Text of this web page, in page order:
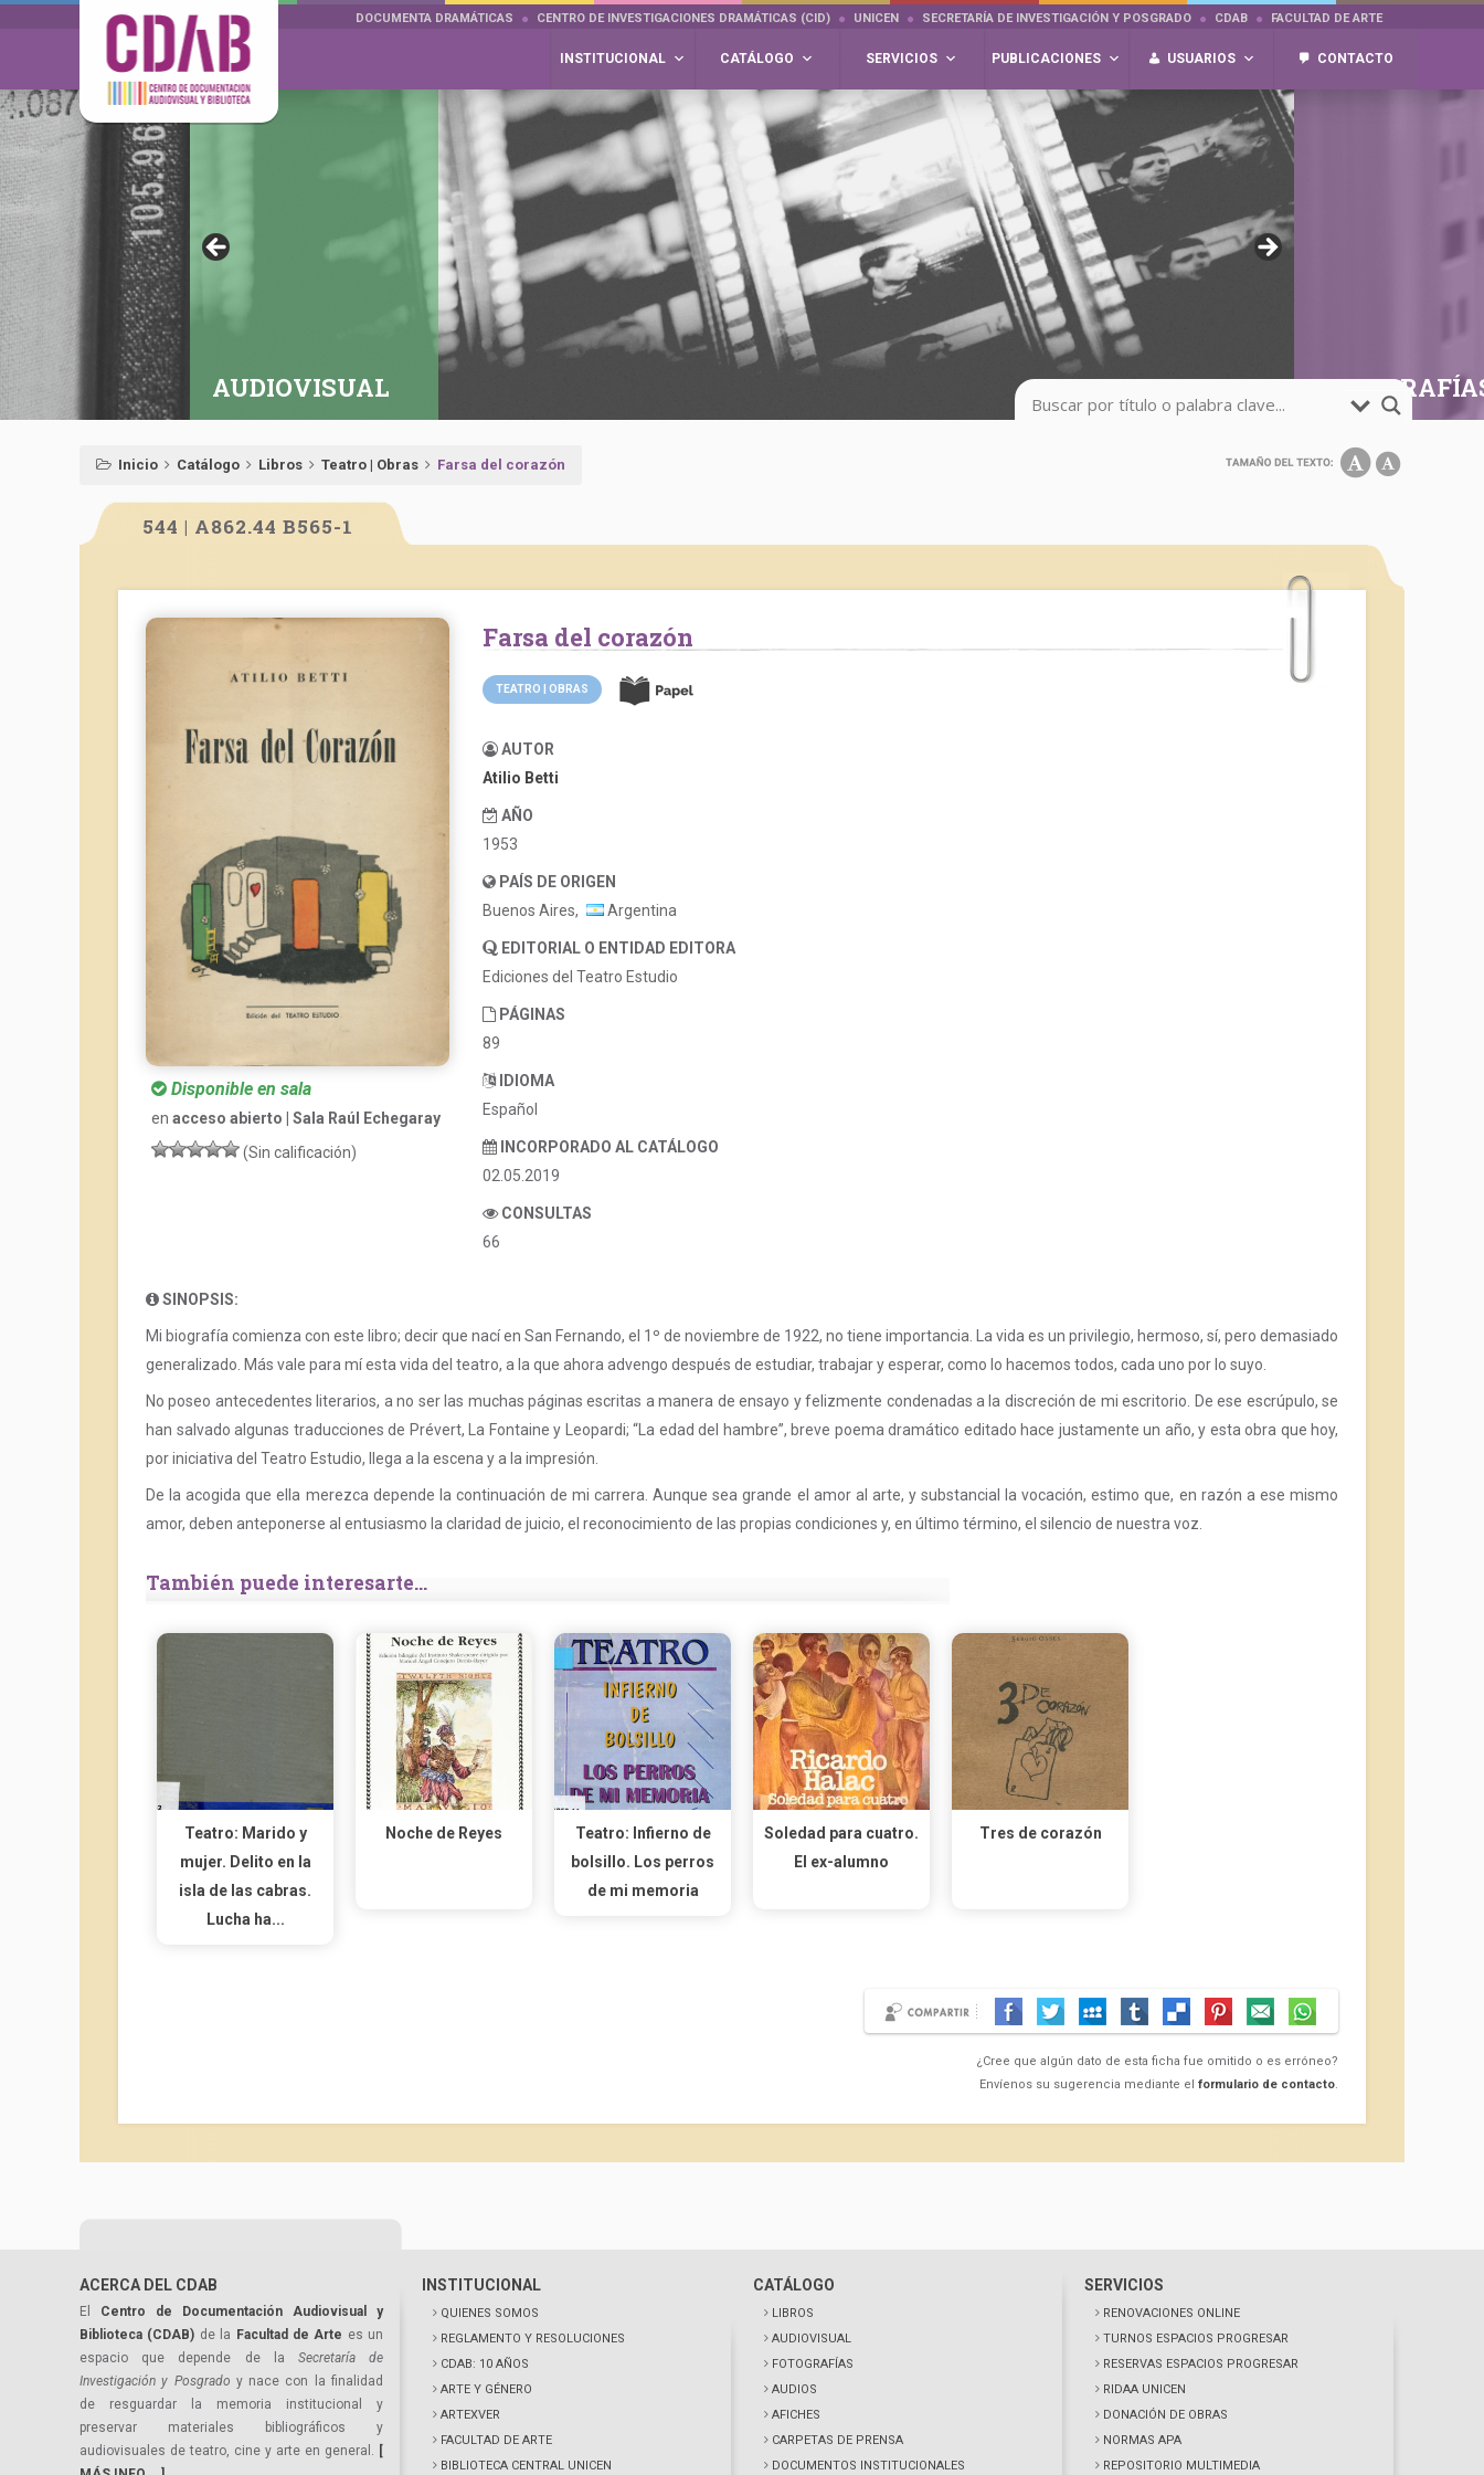
DOCUMENTA DRAMÁTICAS CENTRO DE INVESTIGACIONES DRAMÁTICAS (CID) UNICEN SECRETARÍA DE INVESTIGACIÓN Y POSGRADO CDAB FACULTAD DE ARTE
INSTITUCIONAL CATÁLOGO SERVICIOS PUBLICACIONES USUARIOS CONTACTO
AUDIOVISUAL
Inicio Catálogo Libros Teatro | Obras Farsa del corazón
544 | A862.44 B565-1
Disponible en sala
en acceso abierto | Sala Raúl Echegaray
(Sin calificación)
Farsa del corazón
TEATRO | OBRAS
AUTOR
Atilio Betti
AÑO
1953
PAÍS DE ORIGEN
Buenos Aires,
Argentina
EDITORIAL O ENTIDAD EDITORA
Ediciones del Teatro Estudio
PÁGINAS
89
IDIOMA
Español
INCORPORADO AL CATÁLOGO
02.05.2019
CONSULTAS
66
SINOPSIS:
Mi biografía comienza con este libro; decir que nací en San Fernando, el 1º de noviembre de 1922, no tiene importancia. La vida es un privilegio, hermoso, sí, pero demasiado
generalizado. Más vale para mí esta vida del teatro, a la que ahora advengo después de estudiar, trabajar y esperar, como lo hacemos todos, cada uno por lo suyo.
No poseo antecedentes literarios, a no ser las muchas páginas escritas a manera de ensayo y felizmente condenadas a la discreción de mi escritorio. De ese escrúpulo, se
han salvado algunas traducciones de Prévert, La Fontaine y Leopardi; “La edad del hambre”, breve poema dramático editado hace justamente un año, y esta obra que hoy,
por iniciativa del Teatro Estudio, llega a la escena y a la impresión.
De la acogida que ella merezca depende la continuación de mi carrera. Aunque sea grande el amor al arte, y substancial la vocación, estimo que, en razón a ese mismo
amor, deben anteponerse al entusiasmo la claridad de juicio, el reconocimiento de las propias condiciones y, en último término, el silencio de nuestra voz.
También puede interesarte...
Teatro: Marido y
mujer. Delito en la
isla de las cabras.
Lucha ha...
Noche de Reyes
Teatro: Infierno de
bolsillo. Los perros
de mi memoria
Soledad para cuatro.
El ex-alumno
Tres de corazón
¿Cree que algún dato de esta ficha fue omitido o es erróneo?
Envíenos su sugerencia mediante el formulario de contacto.
ACERCA DEL CDAB
El Centro de Documentación Audiovisual y
Biblioteca (CDAB) de la Facultad de Arte es un
espacio que depende de la Secretaría de
Investigación y Posgrado y nace con la finalidad
de resguardar la memoria institucional y
preservar materiales bibliográficos y
audiovisuales de teatro, cine y arte en general. [
INSTITUCIONAL
QUIENES SOMOS
REGLAMENTO Y RESOLUCIONES
CDAB: 10 AÑOS
ARTE Y GÉNERO
ARTEXVER
FACULTAD DE ARTE
BIBLIOTECA CENTRAL UNICEN
CATÁLOGO
LIBROS
AUDIOVISUAL
FOTOGRAFÍAS
AUDIOS
AFICHES
CARPETAS DE PRENSA
DOCUMENTOS INSTITUCIONALES
SERVICIOS
RENOVACIONES ONLINE
TURNOS ESPACIOS PROGRESAR
RESERVAS ESPACIOS PROGRESAR
RIDAA UNICEN
DONACIÓN DE OBRAS
NORMAS APA
REPOSITORIO MULTIMEDIA